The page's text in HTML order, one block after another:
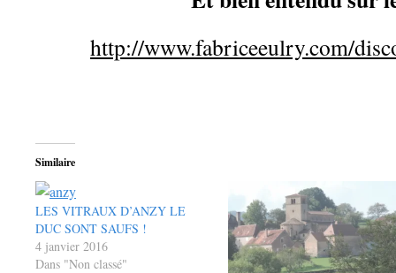
http://www.fabriceeulry.com/
Similaire
LES VITRAUX D’ANZY LE
DUC SONT SAUFS !
4 janvier 2016
Dans "Non classé"